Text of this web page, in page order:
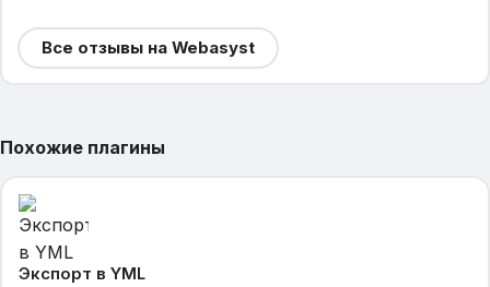
Все отзывы на Webasyst
Похожие плагины
Экспорт в YML